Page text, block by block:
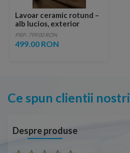
Lavoar ceramic rotund –
alb lucios, exterior
reliefat modern
PRP: 799.00 RON
499.00 RON
Ce spun clientii nostri
Despre produse